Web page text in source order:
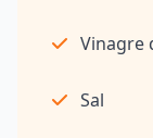
Vinagre
Sal